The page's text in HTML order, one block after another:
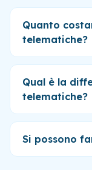
Quanto
telematiche?
Qual è la
telematiche?
Si possono